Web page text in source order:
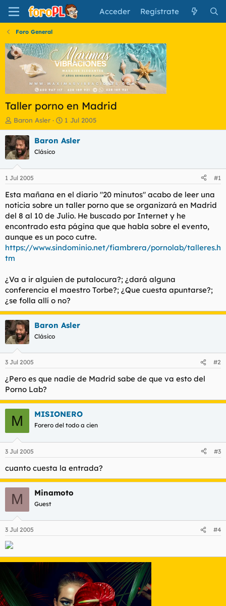
Acceder Regístrate
Foro General
Taller porno en Madrid
I
n
i
c
i
a
o
r
d
e
l
t
e
m
a
Baron Asler
F
e
c
i
n
c
i
o
1 Jul 2005
Baron Asler
Clásico
1 Jul 2005 #1
Esta mañana en el diario "20 minutos" acabo de leer una
noticia sobre un taller porno que se organizará en Madrid
del 8 al 10 de Julio. He buscado por Internet y he
encontrado esta página que que habla sobre el evento,
aunque es un poco cutre.
https://www.sindominio.net/fiambrera/pornolab/talleres.h
tm
¿Va a ir alguien de putalocura?; ¿dará alguna
conferencia el maestro Torbe?; ¿Que cuesta apuntarse?;
¿se folla allí o no?
Baron Asler
Clásico
3 Jul 2005 #2
¿Pero es que nadie de Madrid sabe de que va esto del
Porno Lab?
M MISIONERO
Forero del todo a cien
3 Jul 2005 #3
cuanto cuesta la entrada?
M Minamoto
Guest
3 Jul 2005 #4